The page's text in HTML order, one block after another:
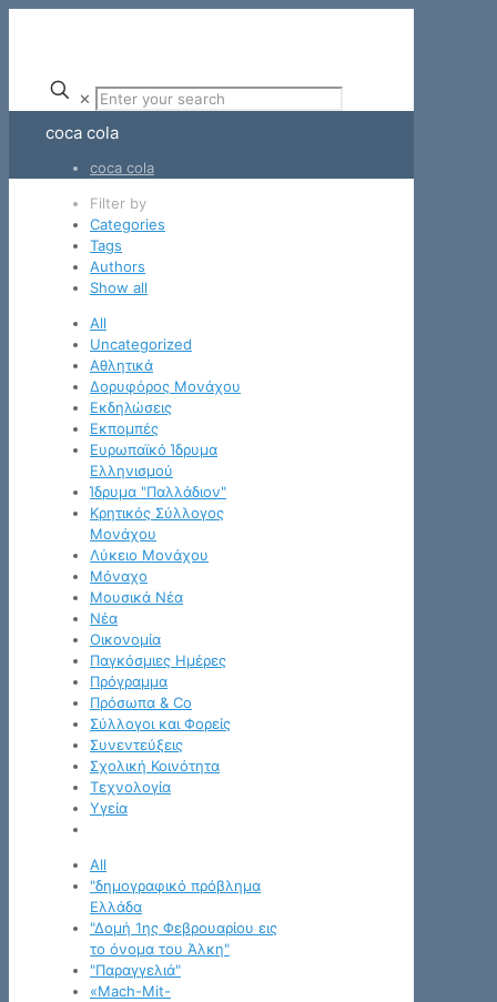
✕
coca cola
coca cola
Filter by
Categories
Tags
Authors
Show all
All
Uncategorized
Αθλητικά
Δορυφόρος Μονάχου
Εκδηλώσεις
Εκπομπές
Ευρωπαϊκό Ίδρυμα
Ελληνισμού
Ίδρυμα "Παλλάδιον"
Κρητικός Σύλλογος
Μονάχου
Λύκειο Μονάχου
Μόναχο
Μουσικά Νέα
Νέα
Οικονομία
Παγκόσμιες Ημέρες
Πρόγραμμα
Πρόσωπα & Co
Σύλλογοι και Φορείς
Συνεντεύξεις
Σχολική Κοινότητα
Τεχνολογία
Υγεία
All
"δημογραφικό πρόβλημα
Ελλάδα
"Δομή 1ης Φεβρουαρίου εις
το όνομα του Άλκη"
"Παραγγελιά"
«Mach-Mit-